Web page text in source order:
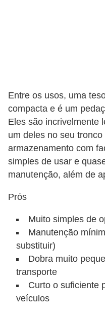
Entre os usos, uma
compacta e é um
Eles são incrivelmente
um deles no seu
armazenamento com
simples de usar e
manutenção, além de
Prós
Muito simples de
Manutenção
substituir)
Dobra muito
transporte
Curto o suficiente
veículos